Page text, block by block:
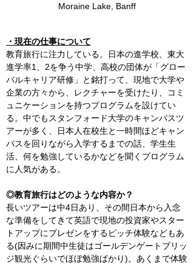
Moraine Lake, Banff
・現在の仕事について
教育旅行に注力している。日本の進学校、東大
進学率1、2を争う中学、高校の団体が「グロー
バルキャリア研修」と銘打って、現地で大学や
企業の方々から、レクチャーを受けたり、コミ
ュニケーションを持つプログラムを設けてい
る。中でもスタンフォード大学のキャンパスツ
アーが多く、日本人在校生と一時間ほどキャン
パスを回りながら入学するまでの話、学生生
活、何を勉強しているかなどを聞くプログラム
に人気がある。
◎教育旅行はどのような内容か？
長いツアーは中4日あり、その間日本から入念
な準備をしてきて英語で現地の投資家やスター
トアップにプレゼンをするピッチ体験などもあ
る(因みに期間中生徒はゴールデンゲートブリッ
ジ観光ぐらいでほぼ勉強ばかり)。あくまで体験